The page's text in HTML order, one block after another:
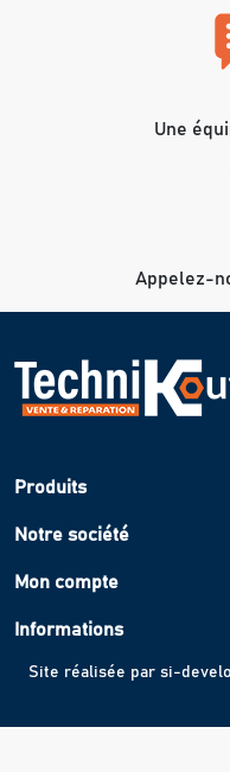
Une
Appelez-
Produits
Notre société
Mon compte
Informations
Site réalisée par si-